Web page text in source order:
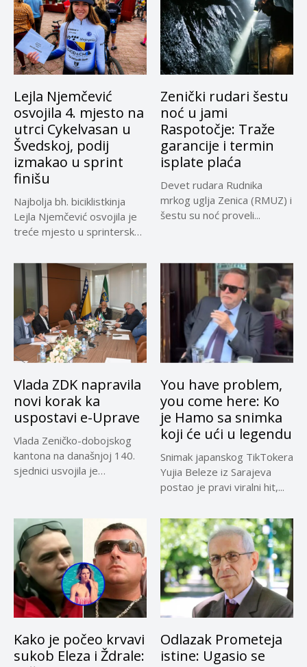
Lejla Njemčević
osvojila 4. mjesto na
utrci Cykelvasan u
Švedskoj, podij
izmakao u sprint
finišu
Najbolja bh. biciklistkinja
Lejla Njemčević osvojila je
treće mjesto u sprinterskoj
Zenički rudari šestu
noć u jami
Raspotočje: Traže
garancije i termin
isplate plaća
Devet rudara Rudnika
mrkog uglja Zenica (RMUZ) i
šestu su noć proveli...
Vlada ZDK napravila
novi korak ka
uspostavi e-Uprave
Vlada Zeničko-dobojskog
kantona na današnjoj 140.
sjednici usvojila je
You have problem,
you come here: Ko
je Hamo sa snimka
koji će ući u legendu
Snimak japanskog TikTokera
Yujia Beleze iz Sarajeva
postao je pravi viralni hit,...
Kako je počeo krvavi
sukob Eleza i Ždrale:
Odlazak Prometeja
istine: Ugasio se